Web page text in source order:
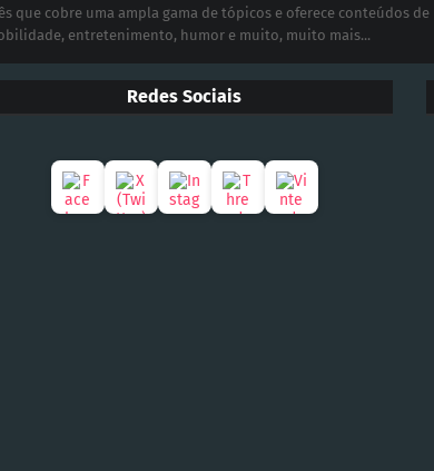
que cobre uma ampla gama de tópicos e oferece conteúdos de
entretenimento, humor e muito, muito mais...
Redes Sociais